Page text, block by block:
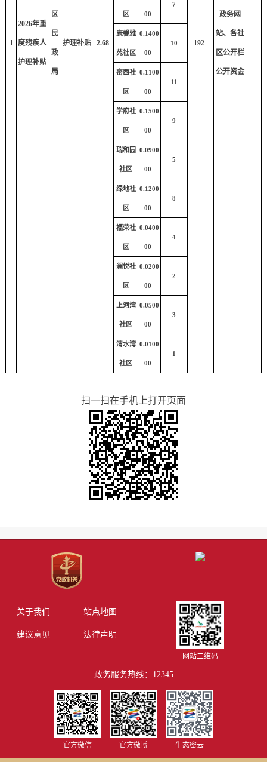
1
2026年重
度残疾人
护理补贴
区
民
政
局
护理补贴 2.68 192
政务网
站、各社
区公开栏
公开资金
区 00
7
康馨雅
苑社区
0.1400
00
10
密西社
区
0.1100
00
11
学府社
区
0.1500
00
9
瑞和园
社区
0.0900
00
5
绿地社
区
0.1200
00
8
福荣社
区
0.0400
00
4
澜悦社
区
0.0200
00
2
上河湾
社区
0.0500
00
3
清水湾
社区
0.0100
00
1
扫一扫在手机上打开页面
关于我们 站点地图
建议意见 法律声明
网站二维码
政务服务热线：12345
官方微信 官方微博 生态密云